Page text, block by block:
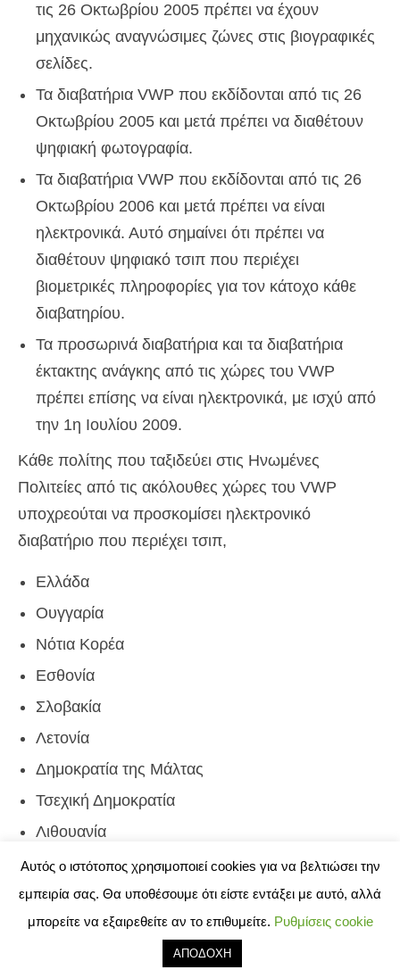
τις 26 Οκτωβρίου 2005 πρέπει να έχουν
μηχανικώς αναγνώσιμες ζώνες στις βιογραφικές
σελίδες.
Τα διαβατήρια VWP που εκδίδονται από τις 26
Οκτωβρίου 2005 και μετά πρέπει να διαθέτουν
ψηφιακή φωτογραφία.
Τα διαβατήρια VWP που εκδίδονται από τις 26
Οκτωβρίου 2006 και μετά πρέπει να είναι
ηλεκτρονικά. Αυτό σημαίνει ότι πρέπει να
διαθέτουν ψηφιακό τσιπ που περιέχει
βιομετρικές πληροφορίες για τον κάτοχο κάθε
διαβατηρίου.
Τα προσωρινά διαβατήρια και τα διαβατήρια
έκτακτης ανάγκης από τις χώρες του VWP
πρέπει επίσης να είναι ηλεκτρονικά, με ισχύ από
την 1η Ιουλίου 2009.
Κάθε πολίτης που ταξιδεύει στις Ηνωμένες
Πολιτείες από τις ακόλουθες χώρες του VWP
υποχρεούται να προσκομίσει ηλεκτρονικό
διαβατήριο που περιέχει τσιπ,
Ελλάδα
Ουγγαρία
Νότια Κορέα
Εσθονία
Σλοβακία
Λετονία
Δημοκρατία της Μάλτας
Τσεχική Δημοκρατία
Λιθουανία
Οι πολίτες από τις υπόλοιπες χώρες του
προγράμματος VWP υποχρεούνται να
προσκομίζουν διαβατήρια με δυνατότητα μηχανικής
Αυτός ο ιστότοπος χρησιμοποιεί cookies για να βελτιώσει την
εμπειρία σας. Θα υποθέσουμε ότι είστε εντάξει με αυτό, αλλά
μπορείτε να εξαιρεθείτε αν το επιθυμείτε. Ρυθμίσεις cookie
ΑΠΟΔΟΧΗ